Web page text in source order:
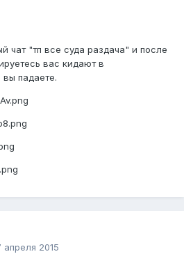
чат "тп все суда раздача" и после
вас кидают в
падаете.
апреля 2015